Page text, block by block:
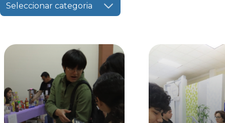
Seleccionar categoria